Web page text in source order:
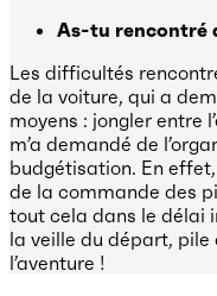
As-tu rencontré
Les difficultés
de la voiture, qui a
moyens : jongler entre
m’a demandé de
budgétisation. En
de la commande des
tout cela dans le délai
la veille du départ,
l’aventure !